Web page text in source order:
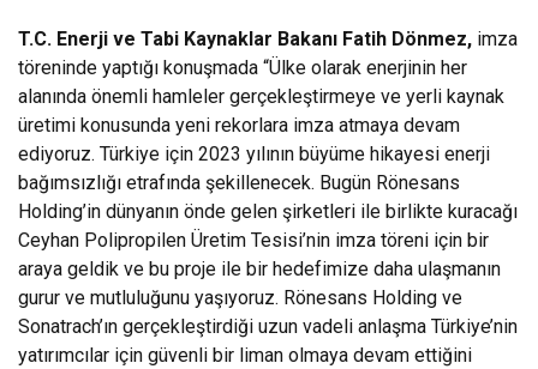
T.C. Enerji ve Tabi Kaynaklar Bakanı Fatih Dönmez, imza
töreninde yaptığı konuşmada “Ülke olarak enerjinin her
alanında önemli hamleler gerçekleştirmeye ve yerli kaynak
üretimi konusunda yeni rekorlara imza atmaya devam
ediyoruz. Türkiye için 2023 yılının büyüme hikayesi enerji
bağımsızlığı etrafında şekillenecek. Bugün Rönesans
Holding’in dünyanın önde gelen şirketleri ile birlikte kuracağı
Ceyhan Polipropilen Üretim Tesisi’nin imza töreni için bir
araya geldik ve bu proje ile bir hedefimize daha ulaşmanın
gurur ve mutluluğunu yaşıyoruz. Rönesans Holding ve
Sonatrach’ın gerçekleştirdiği uzun vadeli anlaşma Türkiye’nin
yatırımcılar için güvenli bir liman olmaya devam ettiğini